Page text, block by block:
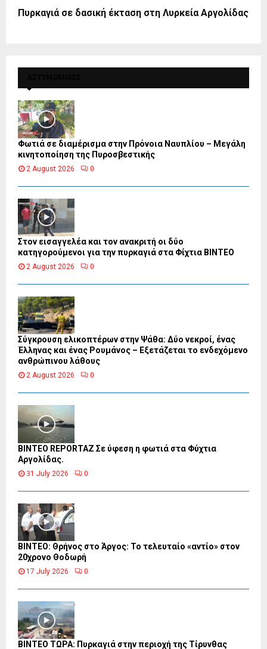
Πυρκαγιά σε δασική έκταση στη Λυρκεία Αργολίδας
Φωτιά σε διαμέρισμα στην Πρόνοια Ναυπλίου – Μεγάλη
κινητοποίηση της Πυροσβεστικής
2 August 2026 0
Στον εισαγγελέα και τον ανακριτή οι δύο
κατηγορούμενοι για την πυρκαγιά στα Φίχτια ΒΙΝΤΕΟ
2 August 2026 0
Σύγκρουση ελικοπτέρων στην Ψάθα: Δύο νεκροί, ένας
Έλληνας και ένας Ρουμάνος – Εξετάζεται το ενδεχόμενο
ανθρώπινου λάθους
2 August 2026 0
BINTEO REPORTAZ Σε ύφεση η φωτιά στα Φύχτια
Αργολίδας.
31 July 2026 0
ΒΙΝΤΕΟ: Θρήνος στο Άργος: Το τελευταίο «αντίο» στον
20χρονο Θοδωρή
17 July 2026 0
ΒΙΝΤΕΟ ΤΩΡΑ: Πυρκαγιά στην περιοχή της Τίρυνθας